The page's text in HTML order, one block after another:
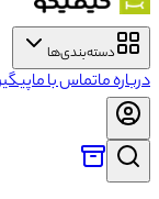
دسته‌بندی‌ها
درباره ماتماس با ما